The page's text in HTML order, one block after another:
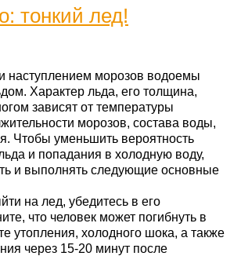
тонкий лед!
наступлением морозов водоемы
Характер льда, его толщина,
зависят от температуры
морозов, состава воды,
Чтобы уменьшить вероятность
и попадания в холодную воду,
и выполнять следующие основные
на лед, убедитесь в его
что человек может погибнуть в
утопления, холодного шока, а также
через 15-20 минут после